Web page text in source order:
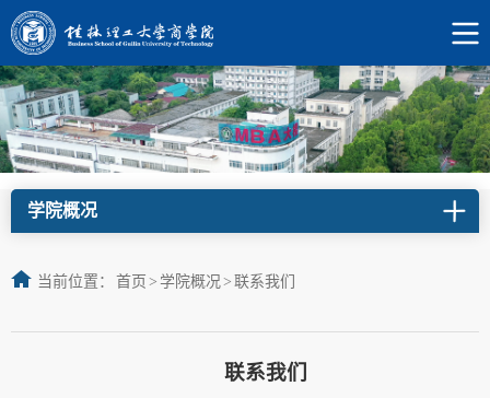
学院概况
当前位置： 首页 > 学院概况> 联系我们
联系我们